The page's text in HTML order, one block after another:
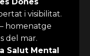
i visibilitat.
homenatge
del mar.
Salut Mental